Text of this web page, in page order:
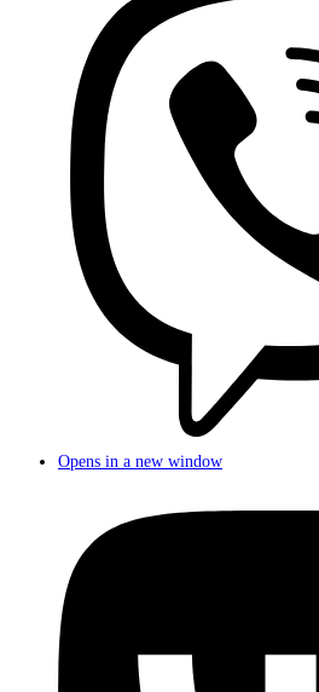
Opens in a new window